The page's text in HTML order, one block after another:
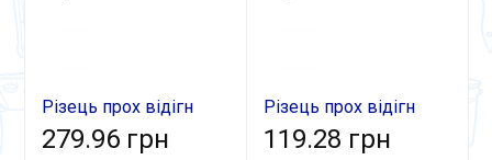
Різець прох відігн
32х20х170 Т15К6 В
279.96 грн
Різець прох відігн
20х12х125 Т5К10
119.28 грн